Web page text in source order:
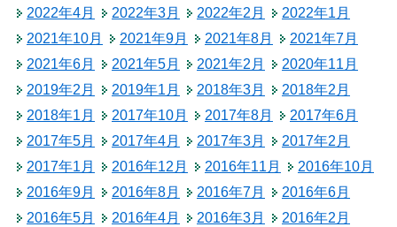
2022年4月
2022年3月 2022年2月
2022年1月
2021年10月
2021年9月 2021年8月
2021年7月
2021年6月
2021年5月 2021年2月
2020年11月
2019年2月
2019年1月 2018年3月
2018年2月
2018年1月
2017年10月 2017年8月
2017年6月
2017年5月
2017年4月 2017年3月
2017年2月
2017年1月
2016年12月 2016年11月
2016年10月
2016年9月
2016年8月 2016年7月
2016年6月
2016年5月
2016年4月 2016年3月
2016年2月